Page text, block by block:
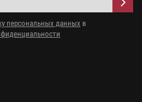
персональных данных в